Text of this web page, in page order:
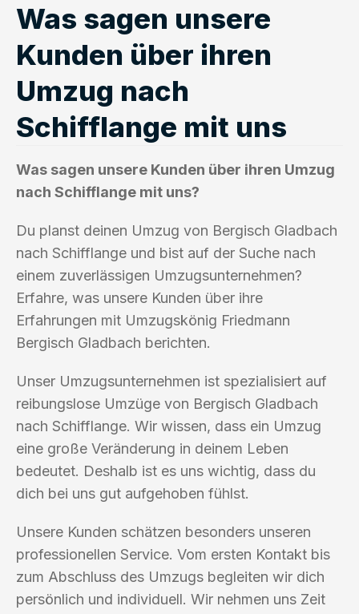
Was sagen unsere
Kunden über ihren
Umzug nach
Schifflange mit uns
Was sagen unsere Kunden über ihren Umzug
nach Schifflange mit uns?
Du planst deinen Umzug von Bergisch Gladbach
nach Schifflange und bist auf der Suche nach
einem zuverlässigen Umzugsunternehmen?
Erfahre, was unsere Kunden über ihre
Erfahrungen mit Umzugskönig Friedmann
Bergisch Gladbach berichten.
Unser Umzugsunternehmen ist spezialisiert auf
reibungslose Umzüge von Bergisch Gladbach
nach Schifflange. Wir wissen, dass ein Umzug
eine große Veränderung in deinem Leben
bedeutet. Deshalb ist es uns wichtig, dass du
dich bei uns gut aufgehoben fühlst.
Unsere Kunden schätzen besonders unseren
professionellen Service. Vom ersten Kontakt bis
zum Abschluss des Umzugs begleiten wir dich
persönlich und individuell. Wir nehmen uns Zeit